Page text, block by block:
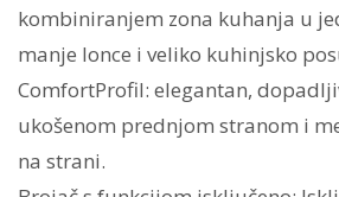
kombiniranjem zona kuhanja u
manje lonce i veliko kuhinjsko
ComfortProfil: elegantan,
ukošenom prednjom stranom i
na strani.